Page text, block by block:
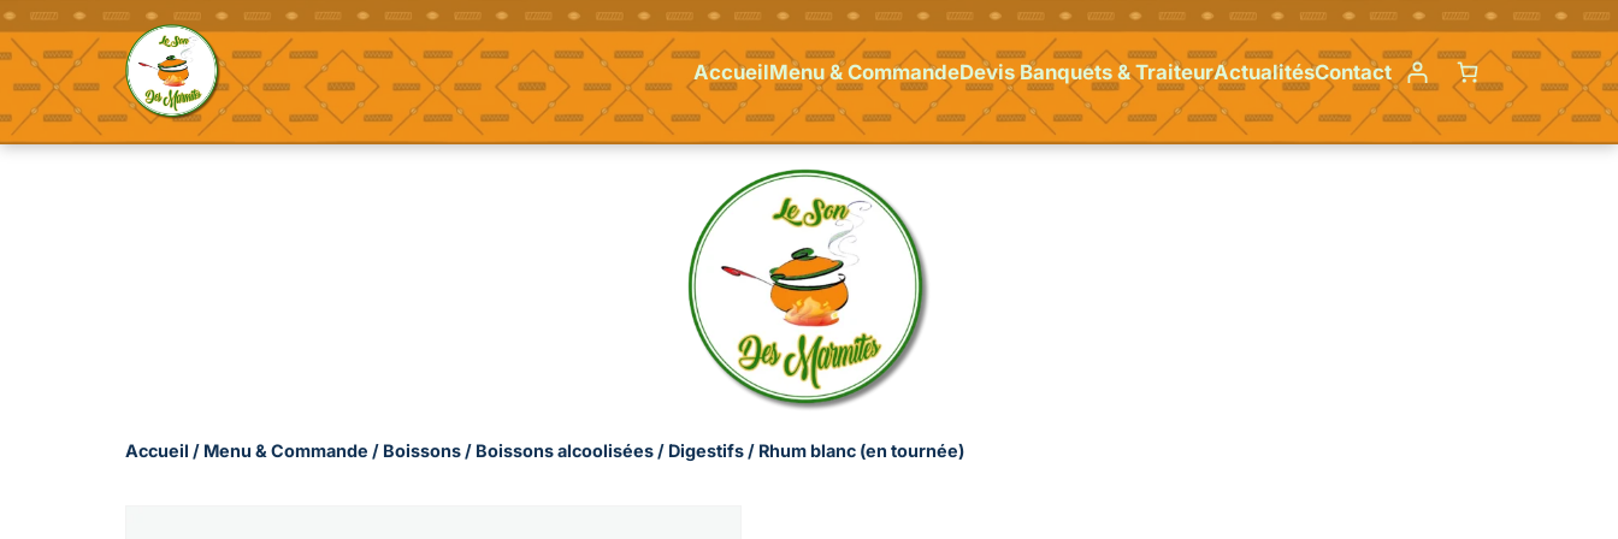
Aller
au
contenu
AccueilMenu & CommandeDevis Banquets & TraiteurActualitésContact
Accueil / Menu & Commande / Boissons / Boissons alcoolisées / Digestifs / Rhum blanc (en tournée)